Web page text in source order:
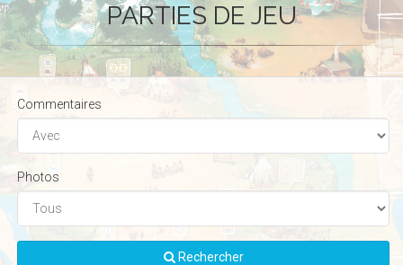
PARTIES DE JEU
Commentaires
Photos
Rechercher